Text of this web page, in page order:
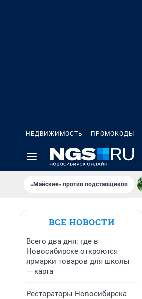
НЕДВИЖИМОСТЬ ПРОМОКОДЫ
«Майские» против подставщиков
ВСЕ НОВОСТИ
Всего два дня: где в
Новосибирске откроются
ярмарки товаров для школы
— карта
Рестораторы Новосибирска